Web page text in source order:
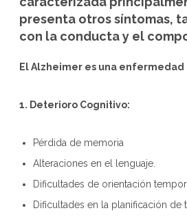
presenta otros síntomas,
con la conducta y el
El Alzheimer es una
1. Deterioro Cognitivo:
Pérdida de memoria
Alteraciones en el lenguaje.
Dificultades de orientación
Dificultades en la planificación de